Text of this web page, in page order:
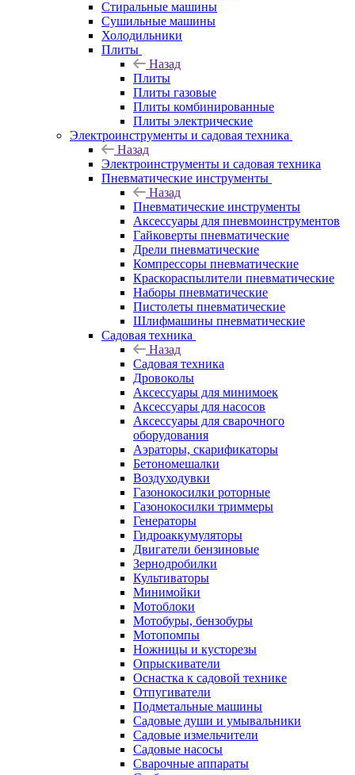
Стиральные машины
Сушильные машины
Холодильники
Плиты
Назад
Плиты
Плиты газовые
Плиты комбинированные
Плиты электрические
Электроинструменты и садовая техника
Назад
Электроинструменты и садовая техника
Пневматические инструменты
Назад
Пневматические инструменты
Аксессуары для пневмоинструментов
Гайковерты пневматические
Дрели пневматические
Компрессоры пневматические
Краскораспылители пневматические
Наборы пневматические
Пистолеты пневматические
Шлифмашины пневматические
Садовая техника
Назад
Садовая техника
Дровоколы
Аксессуары для минимоек
Аксессуары для насосов
Аксессуары для сварочного
оборудования
Аэраторы, скарификаторы
Бетономешалки
Воздуходувки
Газонокосилки роторные
Газонокосилки триммеры
Генераторы
Гидроаккумуляторы
Двигатели бензиновые
Зернодробилки
Культиваторы
Минимойки
Мотоблоки
Мотобуры, бензобуры
Мотопомпы
Ножницы и кусторезы
Опрыскиватели
Оснастка к садовой технике
Отпугиватели
Подметальные машины
Садовые души и умывальники
Садовые измельчители
Садовые насосы
Сварочные аппараты